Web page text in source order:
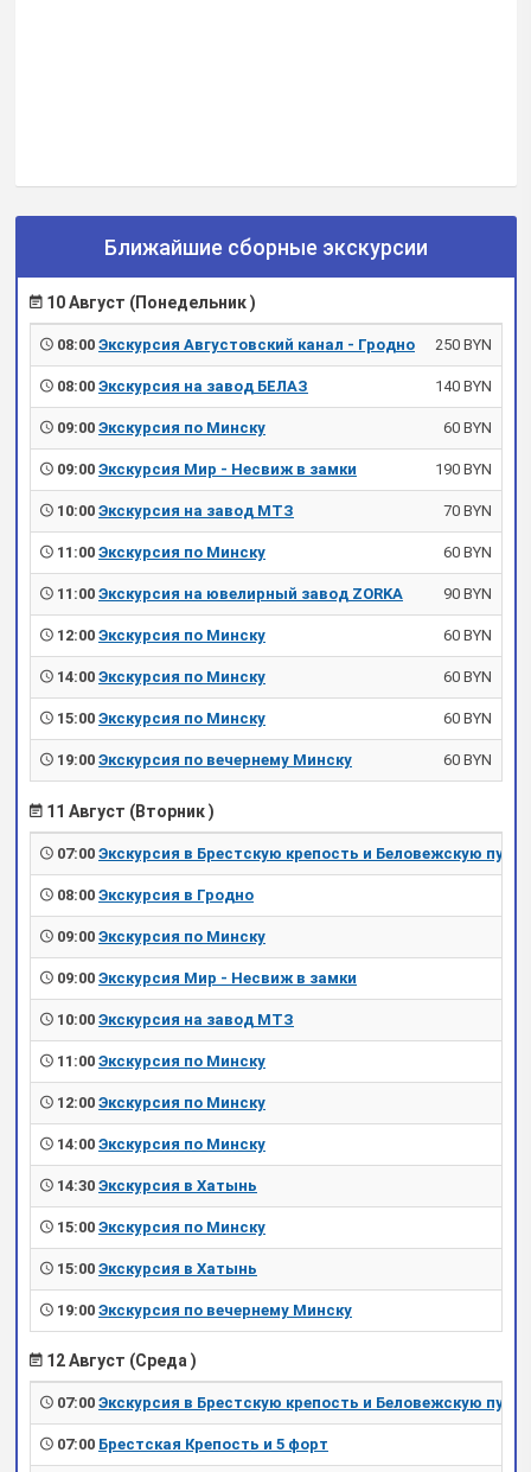
Ближайшие сборные экскурсии
10 Август (Понедельник )
08:00 Экскурсия Августовский канал - Гродно 250 BYN
08:00 Экскурсия на завод БЕЛАЗ 140 BYN
09:00 Экскурсия по Минску 60 BYN
09:00 Экскурсия Мир - Несвиж в замки 190 BYN
10:00 Экскурсия на завод МТЗ 70 BYN
11:00 Экскурсия по Минску 60 BYN
11:00 Экскурсия на ювелирный завод ZORKA 90 BYN
12:00 Экскурсия по Минску 60 BYN
14:00 Экскурсия по Минску 60 BYN
15:00 Экскурсия по Минску 60 BYN
19:00 Экскурсия по вечернему Минску 60 BYN
11 Август (Вторник )
07:00 Экскурсия в Брестскую крепость и Беловежскую пущу
08:00 Экскурсия в Гродно
09:00 Экскурсия по Минску
09:00 Экскурсия Мир - Несвиж в замки
10:00 Экскурсия на завод МТЗ
11:00 Экскурсия по Минску
12:00 Экскурсия по Минску
14:00 Экскурсия по Минску
14:30 Экскурсия в Хатынь
15:00 Экскурсия по Минску
15:00 Экскурсия в Хатынь
19:00 Экскурсия по вечернему Минску
12 Август (Среда )
07:00 Экскурсия в Брестскую крепость и Беловежскую пущу
07:00 Брестская Крепость и 5 форт